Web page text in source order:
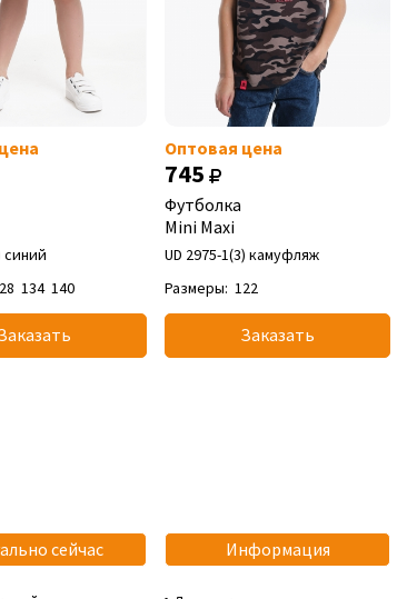
синий
134 140
Оптовая цена
745
Футболка
Mini Maxi
UD 2975-1(3) камуфляж
Размеры: 122
Заказать
сейчас Информация